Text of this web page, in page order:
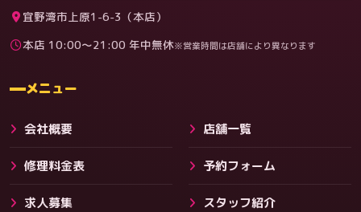
料金
宜野湾市上原1-6-3（本店）
本店 10:00〜21:00 年中無休※営業時間は店舗により異なります
メニュー
会社概要 店舗一覧
修理料金表 予約フォーム
求人募集 スタッフ紹介